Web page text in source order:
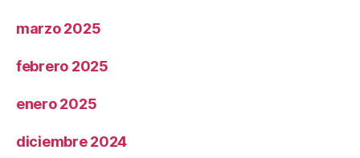
marzo 2025
febrero 2025
enero 2025
diciembre 2024